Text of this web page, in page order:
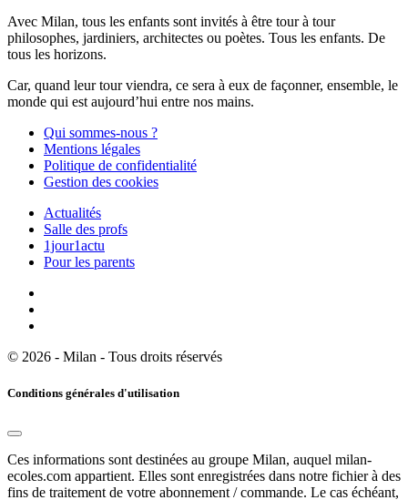
Avec Milan, tous les enfants sont invités à être tour à tour
philosophes, jardiniers, architectes ou poètes. Tous les enfants. De
tous les horizons.
Car, quand leur tour viendra, ce sera à eux de façonner, ensemble, le
monde qui est aujourd’hui entre nos mains.
Qui sommes-nous ?
Mentions légales
Politique de confidentialité
Gestion des cookies
Actualités
Salle des profs
1jour1actu
Pour les parents
© 2026 - Milan - Tous droits réservés
Conditions générales d'utilisation
Ces informations sont destinées au groupe Milan, auquel milan-
ecoles.com appartient. Elles sont enregistrées dans notre fichier à des
fins de traitement de votre abonnement / commande. Le cas échéant,